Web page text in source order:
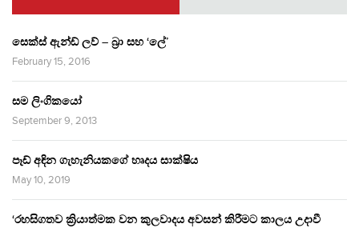
සෙක්ස් ඇන්ඩ් ලව් – බ්‍රා සහ ‘ලේ’
February 15, 2016
සම ලිංගිකයෝ
September 9, 2013
පෑඩ් අඳින ගැහැනියකගේ හෘදය සාක්ෂිය
May 10, 2019
‘රහසිගතව ක්‍රියාත්මක වන කුලවාදය අවසන් කිරීමට කාලය උදාවී